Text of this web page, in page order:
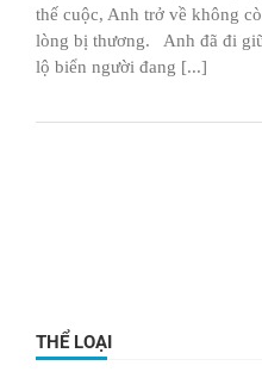
thế cuộc, Anh trở về không
lòng bị thương. Anh đã đi
lộ biển người đang [...]
THỂ LOẠI